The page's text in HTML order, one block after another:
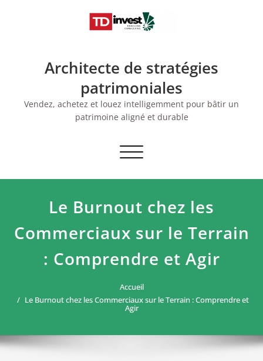
Architecte de stratégies
patrimoniales
Vendez, achetez et louez intelligemment pour bâtir un
patrimoine aligné et durable
Afficher/masquer
navigation
Le Burnout chez les
Commerciaux sur le Terrain
: Comprendre et Agir
Accueil
Le Burnout chez les Commerciaux sur le Terrain : Comprendre et
Agir